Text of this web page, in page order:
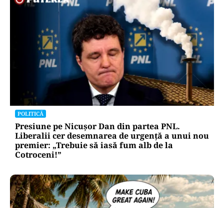
POLITICĂ
Presiune pe Nicușor Dan din partea PNL.
Liberalii cer desemnarea de urgență a unui nou
premier: „Trebuie să iasă fum alb de la
Cotroceni!”